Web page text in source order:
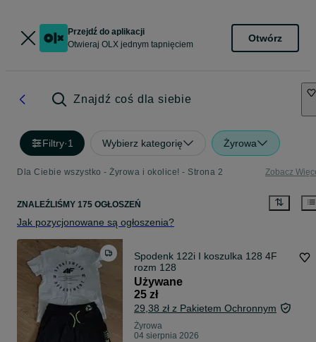
Przejdź do aplikacji
Otwieraj OLX jednym tapnięciem
Otwórz
Znajdź coś dla siebie
Filtry·1 Wybierz kategorię Żyrowa
Dla Ciebie wszystko - Żyrowa i okolice! - Strona 2 Zobacz
ZNALEŹLIŚMY 175 OGŁOSZEŃ
Jak pozycjonowane są ogłoszenia?
Spodenk 122i I koszulka 128 4F
rozm 128
Używane
25 zł
29,38 zł z Pakietem Ochronnym
Żyrowa
04 sierpnia 2026